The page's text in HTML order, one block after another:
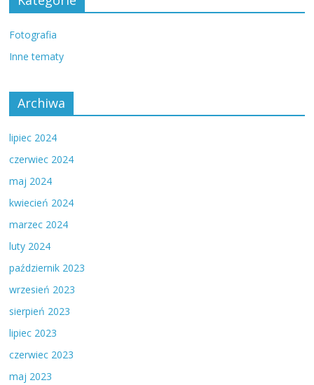
Fotografia
Inne tematy
Archiwa
lipiec 2024
czerwiec 2024
maj 2024
kwiecień 2024
marzec 2024
luty 2024
październik 2023
wrzesień 2023
sierpień 2023
lipiec 2023
czerwiec 2023
maj 2023